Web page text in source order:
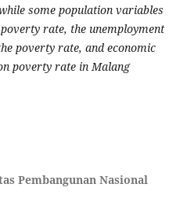
some population variables
rate, the unemployment
poverty rate, and economic
poverty rate in Malang
Pembangunan Nasional